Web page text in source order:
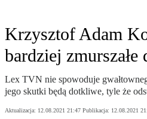
Krzysztof Adam
bardziej zmurszałe
Lex TVN nie spowoduje
jego skutki będą dotkliwe, tyle że
Aktualizacja: 12.08.2021 21:47 Publikacja: 12.08.2021